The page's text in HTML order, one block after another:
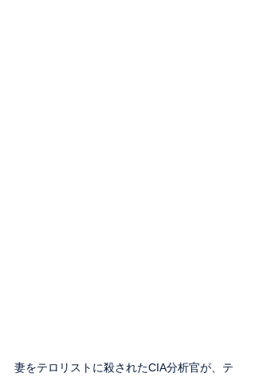
妻をテロリストに殺されたCIA分析官が、テ